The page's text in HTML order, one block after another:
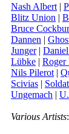
Nash Albert |
Blitz Union |
Bruce
Dannen |
Junger|
Lübke | Roger
Nils Pilerot |
Scivias |
Ungemach |
Various Artists: